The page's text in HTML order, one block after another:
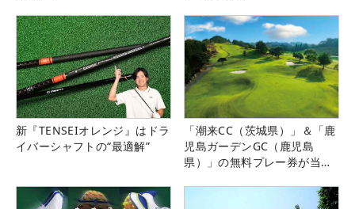
新『TENSEIオレンジ』はドラ
イバーシャフトの“最適解”
「潮来CC（茨城県）」＆「鹿
児島ガーデンGC（鹿児島
県）」の無料プレー券が当た